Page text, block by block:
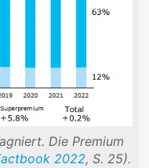
Die Premium
2022, S. 25).